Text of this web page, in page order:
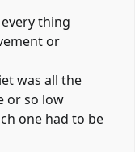
thing
or
was all the
or so low
one had to be